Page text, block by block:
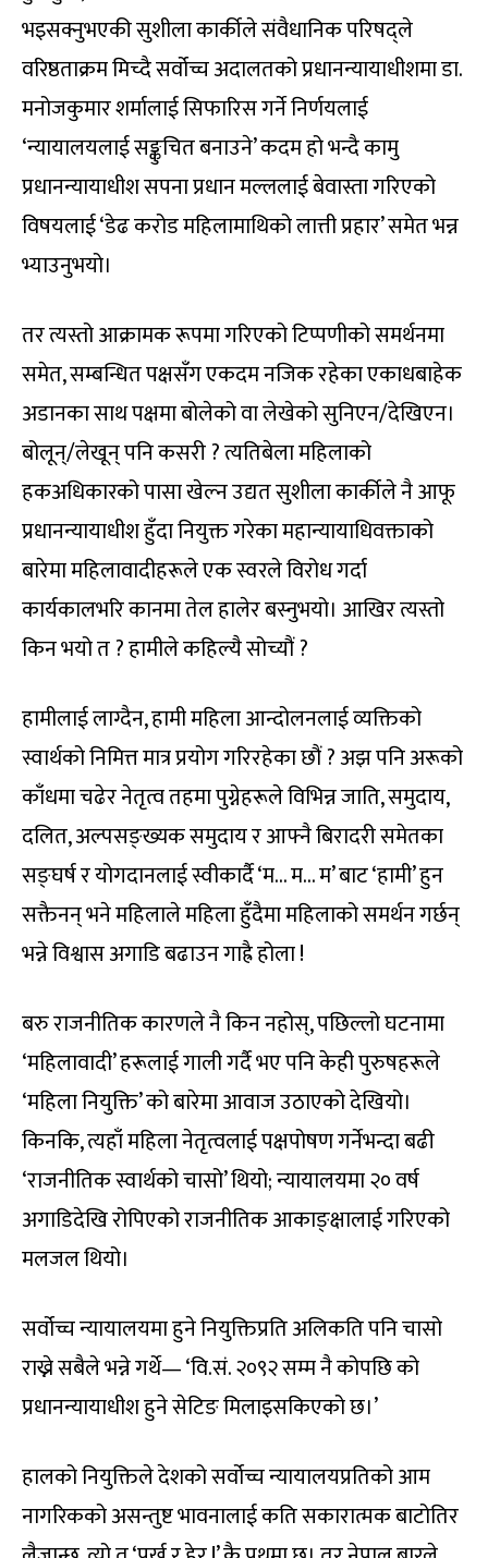
भइसक्नुभएकी सुशीला कार्कीले संवैधानिक परिषद्ले
वरिष्ठताक्रम मिच्दै सर्वोच्च अदालतको प्रधानन्यायाधीशमा डा.
मनोजकुमार शर्मालाई सिफारिस गर्ने निर्णयलाई
‘न्यायालयलाई सङ्कुचित बनाउने’ कदम हो भन्दै कामु
प्रधानन्यायाधीश सपना प्रधान मल्ललाई बेवास्ता गरिएको
विषयलाई ‘डेढ करोड महिलामाथिको लात्ती प्रहार’ समेत भन्न
भ्याउनुभयो।
तर त्यस्तो आक्रामक रूपमा गरिएको टिप्पणीको समर्थनमा
समेत, सम्बन्धित पक्षसँग एकदम नजिक रहेका एकाधबाहेक
अडानका साथ पक्षमा बोलेको वा लेखेको सुनिएन/देखिएन।
बोलून्/लेखून् पनि कसरी ? त्यतिबेला महिलाको
हकअधिकारको पासा खेल्न उद्यत सुशीला कार्कीले नै आफू
प्रधानन्यायाधीश हुँदा नियुक्त गरेका महान्यायाधिवक्ताको
बारेमा महिलावादीहरूले एक स्वरले विरोध गर्दा
कार्यकालभरि कानमा तेल हालेर बस्नुभयो। आखिर त्यस्तो
किन भयो त ? हामीले कहिल्यै सोच्यौं ?
हामीलाई लाग्दैन, हामी महिला आन्दोलनलाई व्यक्तिको
स्वार्थको निमित्त मात्र प्रयोग गरिरहेका छौं ? अझ पनि अरूको
काँधमा चढेर नेतृत्व तहमा पुग्नेहरूले विभिन्न जाति, समुदाय,
दलित, अल्पसङ्ख्यक समुदाय र आफ्नै बिरादरी समेतका
सङ्घर्ष र योगदानलाई स्वीकार्दै ‘म… म… म’ बाट ‘हामी’ हुन
सक्तैनन् भने महिलाले महिला हुँदैमा महिलाको समर्थन गर्छन्
भन्ने विश्वास अगाडि बढाउन गाह्रै होला !
बरु राजनीतिक कारणले नै किन नहोस्, पछिल्लो घटनामा
‘महिलावादी’ हरूलाई गाली गर्दै भए पनि केही पुरुषहरूले
‘महिला नियुक्ति’ को बारेमा आवाज उठाएको देखियो।
किनकि, त्यहाँ महिला नेतृत्वलाई पक्षपोषण गर्नेभन्दा बढी
‘राजनीतिक स्वार्थको चासो’ थियो; न्यायालयमा २० वर्ष
अगाडिदेखि रोपिएको राजनीतिक आकाङ्क्षालाई गरिएको
मलजल थियो।
सर्वोच्च न्यायालयमा हुने नियुक्तिप्रति अलिकति पनि चासो
राख्ने सबैले भन्ने गर्थे— ‘वि.सं. २०९२ सम्म नै कोपछि को
प्रधानन्यायाधीश हुने सेटिङ मिलाइसकिएको छ।’
हालको नियुक्तिले देशको सर्वोच्च न्यायालयप्रतिको आम
नागरिकको असन्तुष्ट भावनालाई कति सकारात्मक बाटोतिर